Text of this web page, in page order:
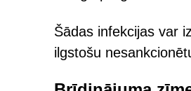
Šādas infekcijas var
ilgstošu